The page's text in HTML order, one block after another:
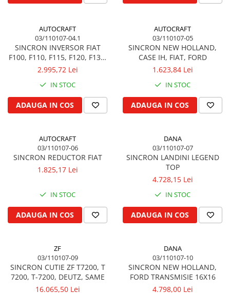
Colier toba esapament
Turbosuflanta
Flexibil evacuare
Garnituri motor
Garnitura baie de ulei
Garnitura culbutori capac camera
supapelor
Garnitura chiulasa motor
Set garnituri superior
Set garnituri inferior
Garnituri vrac
Vibrochen si volanta
Cuzineti palier
Cuzineti axiali, semilune
Inel fata arbore motor
Inel spate arbore motor
Simering fata arbore motor
Volanta motor, coroana
Simering spate arbore motor
Filtru ulei de motor
Prefiltru de aer
Filtru de aerisire, particule
Cablu de frana
Cilindru de frana
Frana de oprire
Frane cu piston
Frane pneumatice
Frane cu disc uscat
Pedala de frana
Jante fata
Inele fixare janta
Punte fata 4 roţi motrice
Ax transmisie fata
Kola Rivale
Lemken
Blanchot
Supertino
Seko
Monosem
Someca
Agrimaster
Annovi Reverberi
Unia
Fella
AUTOCRAFT
03/110107-04.1
SINCRON INVERSOR FIAT
F100, F110, F115, F120, F130,
F140
2.995,72 Lei
IN STOC
ADAUGA IN COS
AUTOCRAFT
03/110107-05
SINCRON NEW HOLLAND,
CASE IH, FIAT, FORD
1.623,84 Lei
IN STOC
ADAUGA IN COS
AUTOCRAFT
03/110107-06
SINCRON REDUCTOR FIAT
1.825,17 Lei
IN STOC
ADAUGA IN COS
DANA
03/110107-07
SINCRON LANDINI LEGEND
TOP
4.728,15 Lei
IN STOC
ADAUGA IN COS
ZF
03/110107-09
SINCRON CUTIE ZF T7200, T
7200, T-7200, DEUTZ, SAME
16.065,50 Lei
DANA
03/110107-10
SINCRON NEW HOLLAND,
FORD TRANSMISIE 16X16
4.798,00 Lei